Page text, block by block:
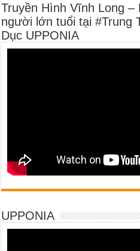
Truyền Hình Vĩnh Long –
người lớn tuổi tại #Trung
Dục UPPONIA
UPPONIA